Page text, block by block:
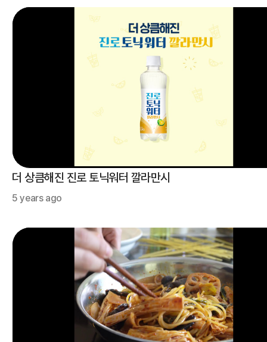
더 상큼해진 진로 토닉워터 깔라만시
5 years ago